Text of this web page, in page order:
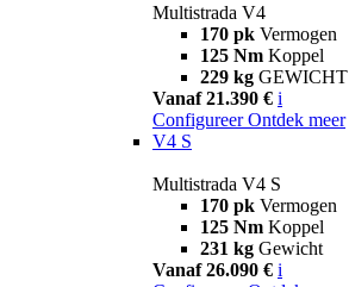
Multistrada V4
170 pk Vermogen
125 Nm Koppel
229 kg GEWICHT
Vanaf 21.390 € i
Configureer Ontdek meer
V4 S
Multistrada V4 S
170 pk Vermogen
125 Nm Koppel
231 kg Gewicht
Vanaf 26.090 € i